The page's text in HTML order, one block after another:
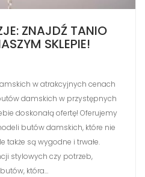
ZNAJDŹ TANIO
SKLEPIE!
w atrakcyjnych cenach
damskich w przystępnych
doskonałą ofertę! Oferujemy
butów damskich, które nie
także są wygodne i trwałe.
stylowych czy potrzeb,
która…